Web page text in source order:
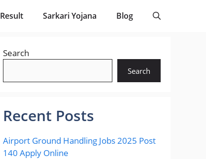
Result Sarkari Yojana Blog
Search
Search
Recent Posts
Airport Ground Handling Jobs 2025 Post
140 Apply Online